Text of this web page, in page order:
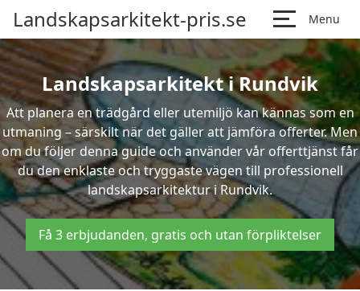
Landskapsarkitekt-pris.se Menu
Landskapsarkitekt i Rundvik
Att planera en trädgård eller utemiljö kan kännas som en
utmaning – särskilt när det gäller att jämföra offerter. Men
om du följer denna guide och använder vår offerttjänst får
du den enklaste och tryggaste vägen till professionell
landskapsarkitektur i Rundvik.
Få 3 erbjudanden, gratis och utan förpliktelser